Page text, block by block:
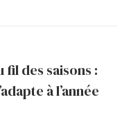
des saisons :
à l’année